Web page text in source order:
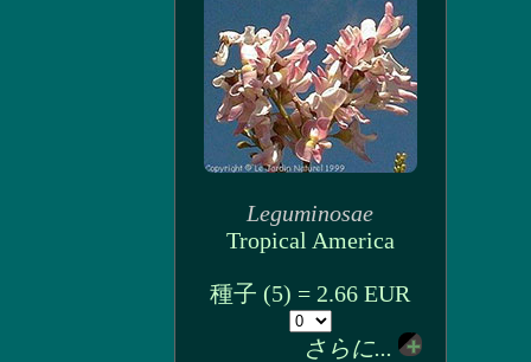
Leguminosae
Tropical America
種子 (5) = 2.66 EUR
さらに...